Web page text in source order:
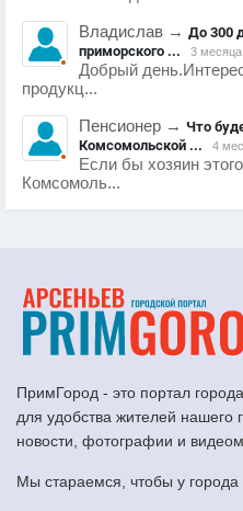
Владислав → До 300
приморского ...
3 месяца
Добрый
продукц...
Пенсионер → Что
Комсомольской ...
4
Если бы хозяин
Комсомоль...
ПримГород - это портал
для удобства жителей нашего
новости, фотографии и
Мы стараемся, чтобы у